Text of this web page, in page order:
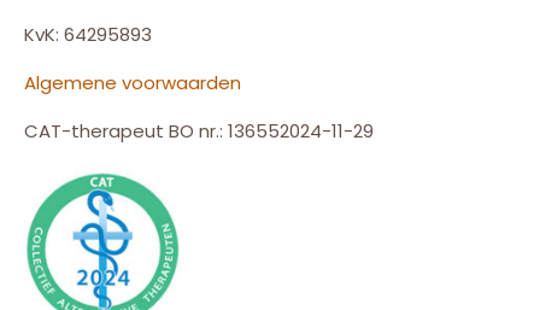
KvK: 64295893
Algemene voorwaarden
CAT-therapeut BO nr.: 136552024-11-29